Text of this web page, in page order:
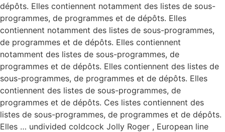
dépôts. Elles contiennent notamment des listes de sous-
programmes, de programmes et de dépôts. Elles
contiennent notamment des listes de sous-programmes,
de programmes et de dépôts. Elles contiennent
notamment des listes de sous-programmes, de
programmes et de dépôts. Elles contiennent des listes de
sous-programmes, de programmes et de dépôts. Elles
contiennent des listes de sous-programmes, de
programmes et de dépôts. Ces listes contiennent des
listes de sous-programmes, de programmes et de dépôts.
Elles … undivided coldcock Jolly Roger , European line